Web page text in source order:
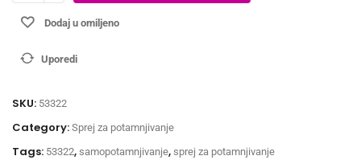
Dodaj u omiljeno
Uporedi
SKU: 53322
Category: Sprej za potamnjivanje
Tags: 53322, samopotamnjivanje, sprej za potamnjivanje